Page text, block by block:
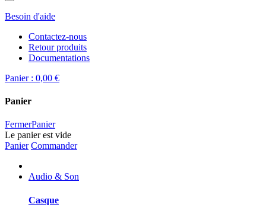
Besoin d'aide
Contactez-nous
Retour produits
Documentations
Panier : 0,00 €
Panier
FermerPanier
Le panier est vide
Panier Commander
Audio & Son
Casque